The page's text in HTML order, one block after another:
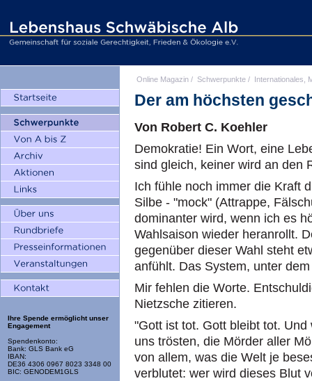
Ihre Spende ermöglicht unser
Engagement
Spendenkonto:
Bank: GLS Bank eG
IBAN:
DE36 4306 0967 8023 3348 00
BIC: GENODEM1GLS
Online Magazin / Schwerpunkte / Internationales,
Der am höchsten
Von Robert C. Koehler
Demokratie! Ein Wort, eine
sind gleich, keiner wird an den
Ich fühle noch immer die Kraft
Silbe - "mock" (Attrappe,
dominanter wird, wenn ich es
Wahlsaison wieder heranrollt.
gegenüber dieser Wahl steht
anfühlt. Das System, unter
Mir fehlen die Worte.
Nietzsche zitieren.
"Gott ist tot. Gott bleibt tot.
uns trösten, die Mörder aller
von allem, was die Welt je
verblutet: wer wird dieses Blut